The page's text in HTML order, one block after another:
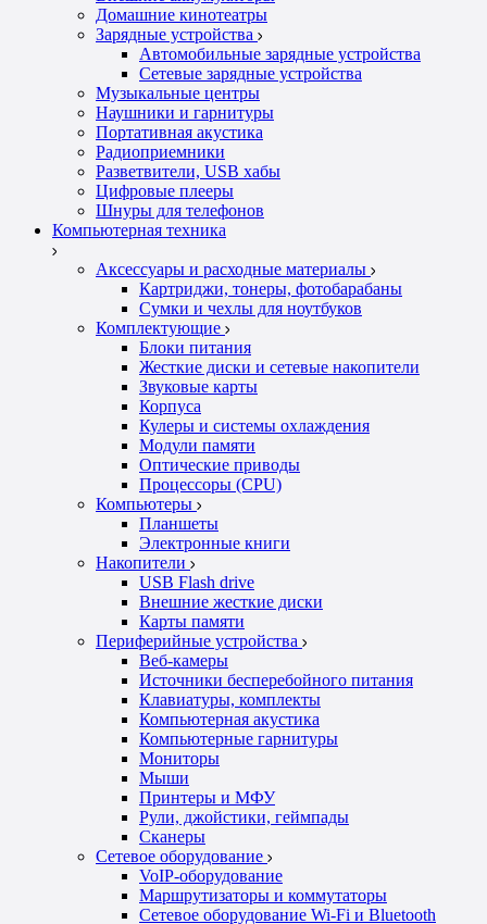
Домашние кинотеатры
Зарядные устройства
Автомобильные зарядные устройства
Сетевые зарядные устройства
Музыкальные центры
Наушники и гарнитуры
Портативная акустика
Радиоприемники
Разветвители, USB хабы
Цифровые плееры
Шнуры для телефонов
Компьютерная техника
Аксессуары и расходные материалы
Картриджи, тонеры, фотобарабаны
Сумки и чехлы для ноутбуков
Комплектующие
Блоки питания
Жесткие диски и сетевые накопители
Звуковые карты
Корпуса
Кулеры и системы охлаждения
Модули памяти
Оптические приводы
Процессоры (CPU)
Компьютеры
Планшеты
Электронные книги
Накопители
USB Flash drive
Внешние жесткие диски
Карты памяти
Периферийные устройства
Веб-камеры
Источники бесперебойного питания
Клавиатуры, комплекты
Компьютерная акустика
Компьютерные гарнитуры
Мониторы
Мыши
Принтеры и МФУ
Рули, джойстики, геймпады
Сканеры
Сетевое оборудование
VoIP-оборудование
Маршрутизаторы и коммутаторы
Сетевое оборудование Wi-Fi и Bluetooth